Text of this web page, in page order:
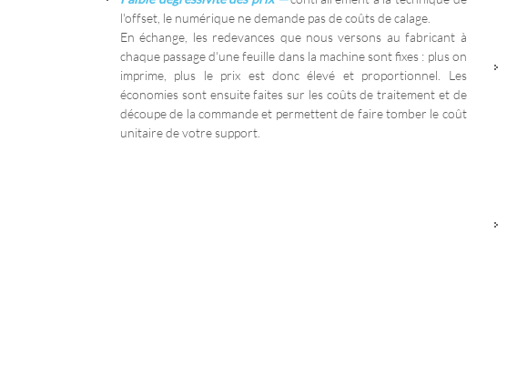
l'offset, le numérique ne demande pas de coûts de calage.
En échange, les redevances que nous versons au fabricant à
chaque passage d'une feuille dans la machine sont fixes : plus on
imprime, plus le prix est donc élevé et proportionnel. Les
économies sont ensuite faites sur les coûts de traitement et de
découpe de la commande et permettent de faire tomber le coût
unitaire de votre support.